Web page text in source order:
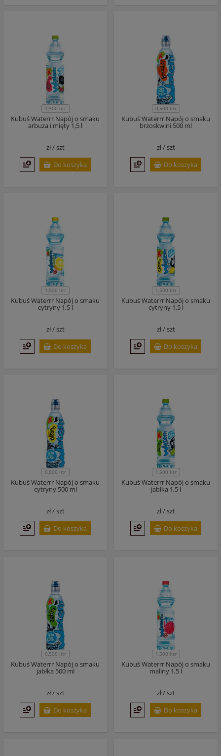
1,500 litr
Kubuś Waterrr Napój o smaku
arbuza i mięty 1,5 l
zł /szt
Do koszyka
0,500 litr
Kubuś Waterrr Napój o smaku
brzoskwini 500 ml
zł /szt
Do koszyka
1,500 litr
Kubuś Waterrr Napój o smaku
cytryny 1,5 l
zł /szt
Do koszyka
1,500 litr
Kubuś Waterrr Napój o smaku
cytryny 1,5 l
zł /szt
Do koszyka
0,500 litr
Kubuś Waterrr Napój o smaku
cytryny 500 ml
zł /szt
Do koszyka
1,500 litr
Kubuś Waterrr Napój o smaku
jabłka 1,5 l
zł /szt
Do koszyka
0,500 litr
Kubuś Waterrr Napój o smaku
jabłka 500 ml
zł /szt
Do koszyka
1,500 litr
Kubuś Waterrr Napój o smaku
maliny 1,5 l
zł /szt
Do koszyka